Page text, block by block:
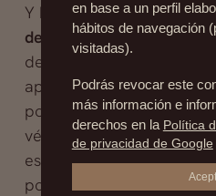
Y hay mujeres, muchas,
de grasa en la planta de
de una especie de
apoyo, e incluso llegan a
poder lucir zapatos de
vértigo como los
este tipo de
popularmente como “Loub
en base a un perfil
hábitos de navegación
visitadas).
Podrás revocar este
más información e
derechos en la Política
de privacidad de Google